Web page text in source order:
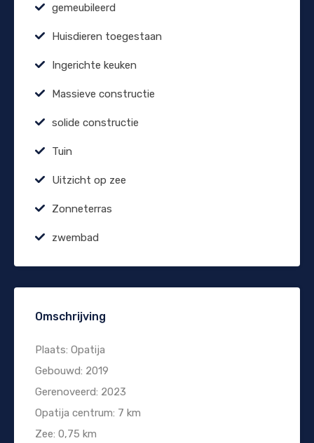
gemeubileerd
Huisdieren toegestaan
Ingerichte keuken
Massieve constructie
solide constructie
Tuin
Uitzicht op zee
Zonneterras
zwembad
Omschrijving
Plaats: Opatija
Gebouwd: 2019
Gerenoveerd: 2023
Opatija centrum: 7 km
Zee: 0,75 km